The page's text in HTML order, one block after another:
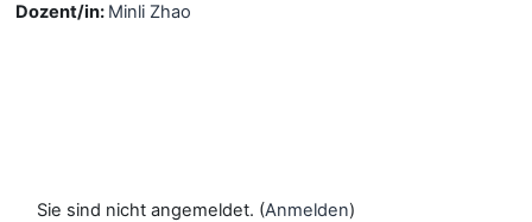
Dozent/in: Minli Zhao
Sie sind nicht angemeldet. (Anmelden)